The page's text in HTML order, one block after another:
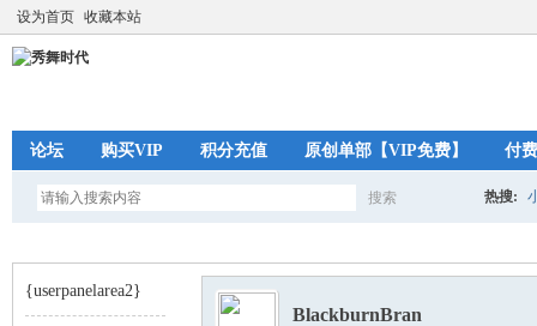
设为首页 收藏本站
论坛 购买VIP 积分充值 原创单部【VIP免费】 付
搜索 热搜:
{userpanelarea2}
BlackburnBran